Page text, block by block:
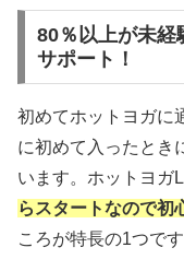
80％以上が未経
サポート！
初めてホットヨガに
に初めて入ったとき
います。ホットヨガ
らスタートなので初
ころが特長の1つです